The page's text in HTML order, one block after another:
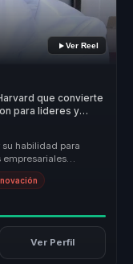
Ver Reel
que convierte
para lideres y
habilidad para
Ver Perfil